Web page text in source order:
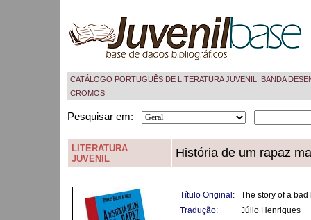
CATÁLOGO PORTUGUÊS DE LITERATURA JUVENIL, BANDA
CROMOS
Pesquisar em:
LITERATURA
JUVENIL
História de um rapaz
Título Original:
The story of a bad
Tradução:
Júlio Henriques